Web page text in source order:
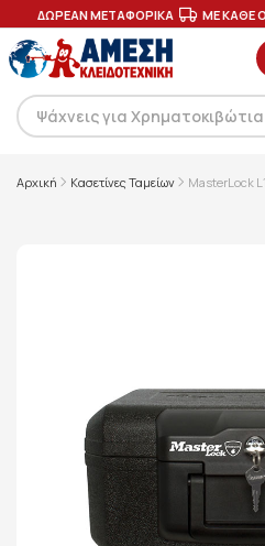
ΔΩΡΕΑΝ ΜΕΤΑΦΟΡΙΚΑ ΜΕ ΚΑΘΕ
Αρχική Κασετίνες Ταμείων MasterLock